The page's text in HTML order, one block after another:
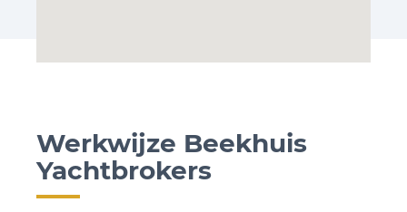
Werkwijze Beekhuis
Yachtbrokers